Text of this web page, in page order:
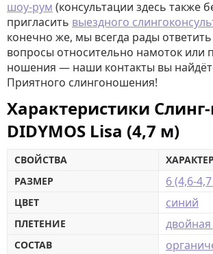
шоу-рум (консультации здесь также
пригласить выездного
конечно же, мы всегда рады
вопросы относительно намоток или
ношения — наши контакты вы
Приятного слингоношения!
Характеристики
DIDYMOS Lisa (4,7 м)
СВОЙСТВА
РАЗМЕР
6 (4,6-
ЦВЕТ синий
ПЛЕТЕНИЕ
СОСТАВ